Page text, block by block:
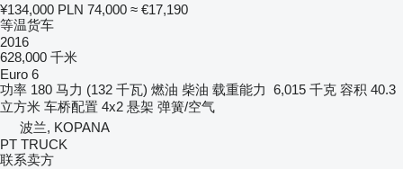
¥134,000 PLN 74,000 ≈ €17,190
等温货车
2016
628,000 千米
Euro 6
功率 180 马力 (132 千瓦) 燃油 柴油 载重能力 6,015 千克 容积 40.3
立方米 车桥配置 4x2 悬架 弹簧/空气
波兰, KOPANA
PT TRUCK
联系卖方